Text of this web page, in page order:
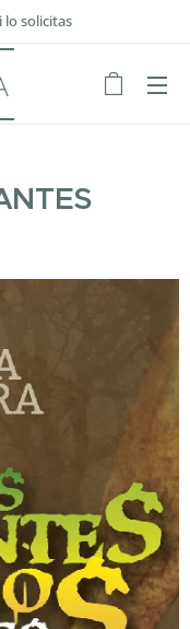
lo solicitas